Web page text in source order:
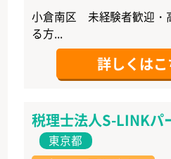
小倉南区 未経験者歓迎・
る方...
詳しくはこ
税理士法人S-LINKパ
東京都